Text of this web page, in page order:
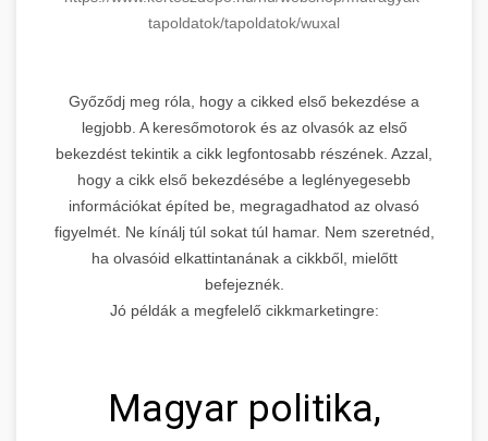
tapoldatok/tapoldatok/wuxal
Győződj meg róla, hogy a cikked első bekezdése a
legjobb. A keresőmotorok és az olvasók az első
bekezdést tekintik a cikk legfontosabb részének. Azzal,
hogy a cikk első bekezdésébe a leglényegesebb
információkat építed be, megragadhatod az olvasó
figyelmét. Ne kínálj túl sokat túl hamar. Nem szeretnéd,
ha olvasóid elkattintanának a cikkből, mielőtt
befejeznék.
Jó példák a megfelelő cikkmarketingre:
Magyar politika,